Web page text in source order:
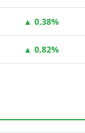
▲ 0,38%
▲ 0,82%